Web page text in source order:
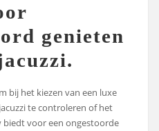
genieten
bij het kiezen van een luxe
te controleren of het
biedt voor een ongestoorde